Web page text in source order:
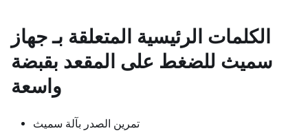
الكلمات الرئيسية المتعلقة بـ جهاز
سميث للضغط على المقعد بقبضة
واسعة
تمرين الصدر بآلة سميث